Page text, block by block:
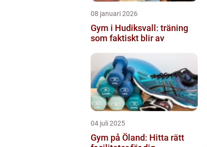
08 januari 2026
Gym i Hudiksvall: träning
som faktiskt blir av
04 juli 2025
Gym på Öland: Hitta rätt